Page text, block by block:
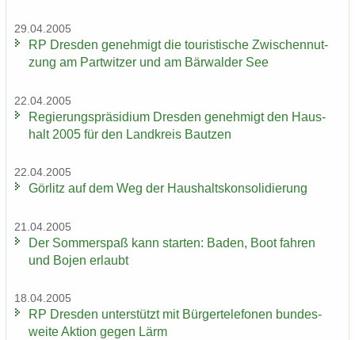
29.04.2005
RP Dres­den ge­neh­migt die tou­ris­ti­sche Zwi­schen­nut­
zung am Part­wit­zer und am Bär­wal­der See
22.04.2005
Re­gie­rungs­prä­si­di­um Dres­den ge­neh­migt den Haus­
halt 2005 für den Land­kreis Baut­zen
22.04.2005
Gör­litz auf dem Weg der Haus­halts­kon­so­li­die­rung
21.04.2005
Der Som­mer­spaß kann star­ten: Baden, Boot fah­ren
und Bojen er­laubt
18.04.2005
RP Dres­den un­ter­stützt mit Bür­ger­te­le­fo­nen bun­des­
wei­te Ak­ti­on gegen Lärm